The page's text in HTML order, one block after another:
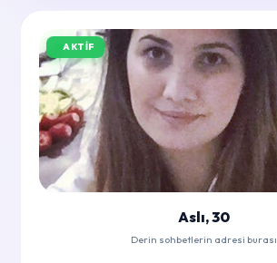
AKTIF
Aslı, 30
Derin sohbetlerin adresi burası